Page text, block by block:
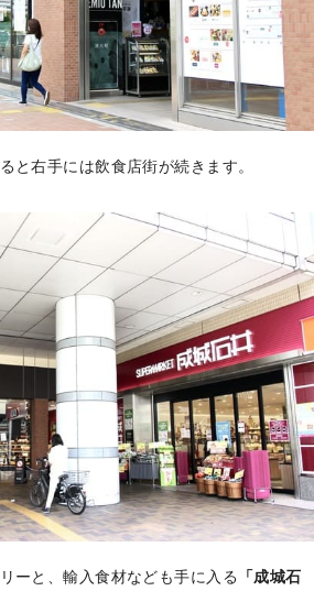
と右手には飲食店街が続きます。
ーと、輸入食材なども手に入る
「成城石